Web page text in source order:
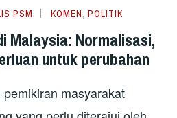
PSM KOMEN,POLITIK
Malaysia: Normalisasi,
untuk perubahan
masyarakat